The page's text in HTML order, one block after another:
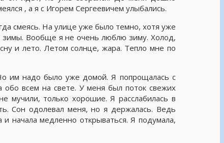
, а я с Игорем Сергеевичем улыбались.
смеясь. На улице уже было темно, хотя уже
зимы. Вообще я не очень люблю зиму. Холод,
и лето. Летом солнце, жара. Тепло мне по
им надо было уже домой. Я попрощалась с
всем на свете. У меня был поток свежих
только хорошие. Я расслабилась в
Сон одолевал меня, но я держалась. Ведь
начала медленно открываться. Я подумала,